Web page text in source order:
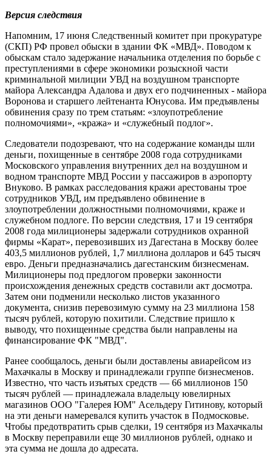
Версия следствия
Напомним, 17 июня Следственный комитет при прокуратуре
(СКП) РФ провел обыски в здании ФК «МВД». Поводом к
обыскам стало задержание начальника отделения по борьбе с
преступлениями в сфере экономики розыскной части
криминальной милиции УВД на воздушном транспорте
майора Александра Адалова и двух его подчиненных - майора
Воронова и старшего лейтенанта Юнусова. Им предъявлены
обвинения сразу по трем статьям: «злоупотребление
полномочиями», «кража» и «служебный подлог».
Следователи подозревают, что на содержание команды шли
деньги, похищенные в сентябре 2008 года сотрудниками
Московского управления внутренних дел на воздушном и
водном транспорте МВД России у пассажиров в аэропорту
Внуково. В рамках расследования кражи арестованы трое
сотрудников УВД, им предъявлено обвинение в
злоупотреблении должностными полномочиями, краже и
служебном подлоге. По версии следствия, 17 и 19 сентября
2008 года милиционеры задержали сотрудников охранной
фирмы «Карат», перевозивших из Дагестана в Москву более
403,5 миллионов рублей, 1,7 миллиона долларов и 645 тысяч
евро. Деньги предназначались дагестанским бизнесменам.
Милиционеры под предлогом проверки законности
происхождения денежных средств составили акт досмотра.
Затем они подменили несколько листов указанного
документа, снизив перевозимую сумму на 23 миллиона 158
тысяч рублей, которую похитили. Следствие пришло к
выводу, что похищенные средства были направлены на
финансирование ФК "МВД".
Ранее сообщалось, деньги были доставлены авиарейсом из
Махачкалы в Москву и принадлежали группе бизнесменов.
Известно, что часть изъятых средств — 66 миллионов 150
тысяч рублей — принадлежала владельцу ювелирных
магазинов ООО "Галерея ЮМ" Асельдеру Гитинову, который
на эти деньги намеревался купить участок в Подмосковье.
Чтобы предотвратить срыв сделки, 19 сентября из Махачкалы
в Москву переправили еще 30 миллионов рублей, однако и
эта сумма не дошла до адресата.